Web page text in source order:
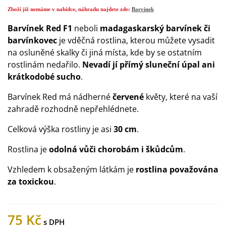
Zboží již nemáme v nabídce, náhradu najdete zde: Barvínek
Barvínek Red F1 neboli madagaskarský barvínek či
barvínkovec je vděčná rostlina, kterou můžete vysadit
na osluněné skalky či jiná místa, kde by se ostatním
rostlinám nedařilo. Nevadí jí přímý sluneční úpal ani
krátkodobé sucho.
Barvínek Red má nádhernéčervené květy, které na vaší
zahradě rozhodně nepřehlédnete.
Celková výška rostliny je asi 30 cm.
Rostlina jeodolná vůči chorobám i škůdcům.
Vzhledem k obsaženým látkám je rostlina považována
za toxickou.
75 Kč